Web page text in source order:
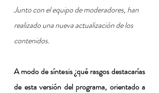
Junto con el equipo de moderadores, han
realizado una nueva actualización de los
contenidos.
A modo de síntesis ¿qué rasgos destacarías
de esta versión del programa, orientado a